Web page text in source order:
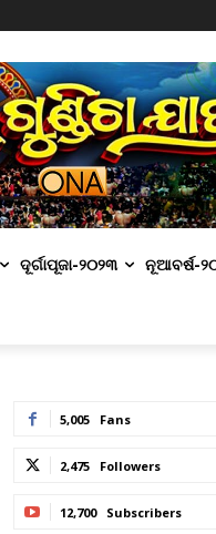
ଦୂର୍ଗାପୂଜା-୨୦୨୩ ନୂଆବର୍ଷ-
5,005 Fans
2,475 Followers
12,700 Subscribers